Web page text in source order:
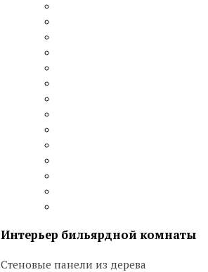
Интерьер бильярдной комнаты
Стеновые панели из дерева